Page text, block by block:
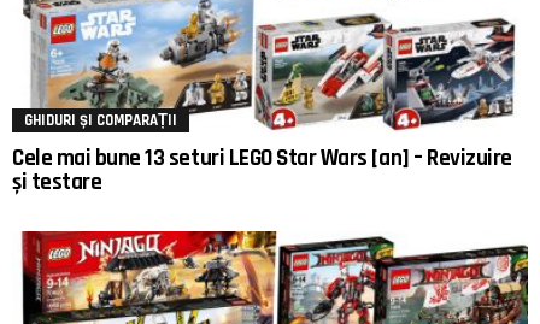
GHIDURI ȘI COMPARAȚII
Cele mai bune 13 seturi LEGO Star Wars [an] – Revizuire
și testare